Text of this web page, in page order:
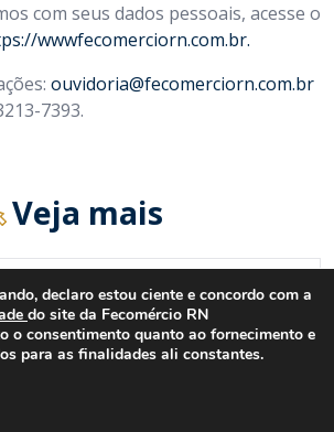
com seus dados pessoais, acesse o
wwwfecomerciorn.com.br.
ouvidoria@fecomerciorn.com.br
7393.
Veja mais
declaro estou ciente e concordo com a
do site da Fecomércio RN
o consentimento quanto ao fornecimento e
para as finalidades ali constantes.